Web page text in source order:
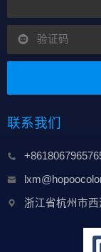
联系我们
浙江省杭州市